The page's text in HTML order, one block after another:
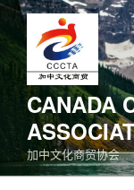
跳
内
容
CANADA
加中文化商贸协会